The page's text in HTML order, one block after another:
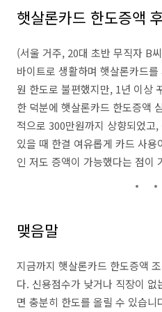
햇살론카드 한도증액
(서울 거주, 20대 초반 무직자 B
바이트로 생활하며 햇살론카드
원 한도로 불편했지만, 1년 이상
한 덕분에 햇살론카드 한도증액
적으로 300만원까지 상향되었고
있을 때 한결 여유롭게 카드 사
인 저도 증액이 가능했다는 점이
맺음말
지금까지 햇살론카드 한도증액
다. 신용점수가 낮거나 직장이
면 충분히 한도를 올릴 수 있습